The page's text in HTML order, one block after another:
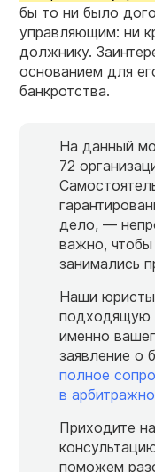
бы то ни было
управляющим: ни
должнику.
основанием для
банкротства.
На данный
72
дело, —
важно,
занимались
Наши юристы
подходящую
именно
заявление о
полное
в
Приходите
поможем